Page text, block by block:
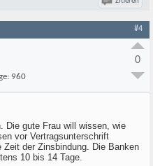
#4
960
0
Die gute Frau will wissen, wie
vor Vertragsunterschrift
der Zinsbindung. Die Banken
10 bis 14 Tage.